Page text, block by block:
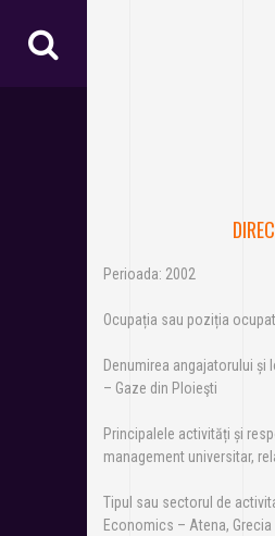
Perioada: 2002
Ocupația sau poziția
Denumirea angajatorului și
– Gaze din Ploieşti
Principalele activități și
management universitar,
Tipul sau sectorul de
Economics – Atena, Grecia